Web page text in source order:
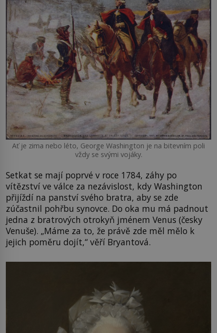
Ať je zima nebo léto, George Washington je na bitevním poli
vždy se svými vojáky.
Setkat se mají poprvé v roce 1784, záhy po
vítězství ve válce za nezávislost, kdy Washington
přijíždí na panství svého bratra, aby se zde
zúčastnil pohřbu synovce. Do oka mu má padnout
jedna z bratrových otrokyň jménem Venus (česky
Venuše). „Máme za to, že právě zde měl mělo k
jejich poměru dojít,“ věří Bryantová.